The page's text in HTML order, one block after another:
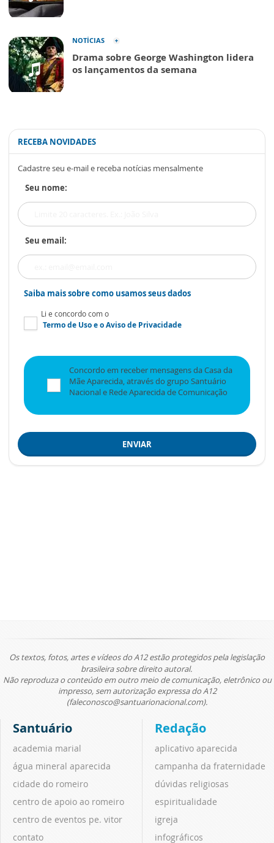
NOTÍCIAS
Drama sobre George Washington lidera
os lançamentos da semana
RECEBA NOVIDADES
Cadastre seu e-mail e receba notícias mensalmente
Seu nome:
Seu email:
Saiba mais sobre como usamos seus dados
Li e concordo com o
Termo de Usoe oAviso de Privacidade
Concordo em receber mensagens da Casa da
Mãe Aparecida, através do grupo Santuário
Nacional e Rede Aparecida de Comunicação
ENVIAR
Os textos, fotos, artes e vídeos do A12 estão protegidos pela legislação
brasileira sobre direito autoral.
Não reproduza o conteúdo em outro meio de comunicação, eletrônico ou
impresso, sem autorização expressa do A12
(faleconosco@santuarionacional.com).
Santuário
academia marial
água mineral aparecida
cidade do romeiro
centro de apoio ao romeiro
centro de eventos pe. vitor
contato
Redação
aplicativo aparecida
campanha da fraternidade
dúvidas religiosas
espiritualidade
igreja
infográficos